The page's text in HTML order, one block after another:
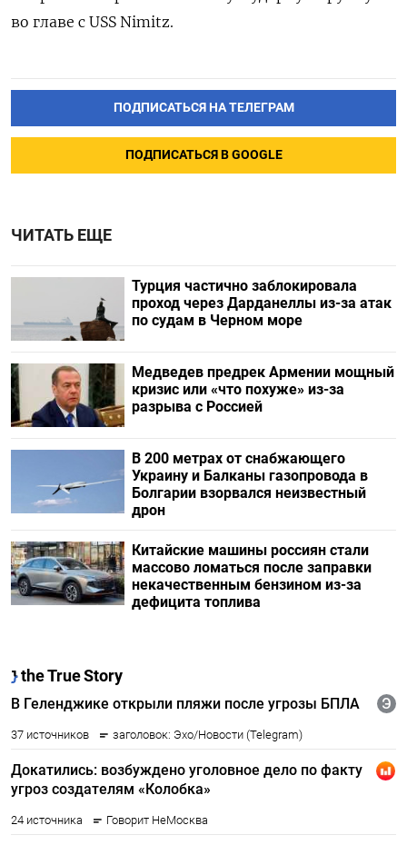
во главе с USS Nimitz.
ПОДПИСАТЬСЯ НА ТЕЛЕГРАМ
ПОДПИСАТЬСЯ В GOOGLE
ЧИТАТЬ ЕЩЕ
Турция частично заблокировала
проход через Дарданеллы из-за атак
по судам в Черном море
Медведев предрек Армении мощный
кризис или «что похуже» из-за
разрыва с Россией
В 200 метрах от снабжающего
Украину и Балканы газопровода в
Болгарии взорвался неизвестный
дрон
Китайские машины россиян стали
массово ломаться после заправки
некачественным бензином из-за
дефицита топлива